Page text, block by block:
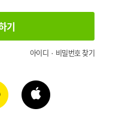
아이디 · 비밀번호 찾기